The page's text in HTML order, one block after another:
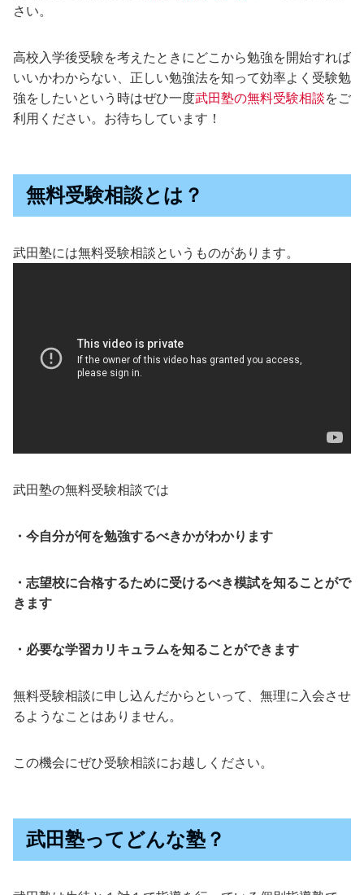
さい。
高校入学後受験を考えたときにどこから勉強を開始すれば
いいかわからない、正しい勉強法を知って効率よく受験勉
強をしたいという時はぜひ一度武田塾の無料受験相談をご
利用ください。お待ちしています！
無料受験相談とは？
武田塾には無料受験相談というものがあります。
武田塾の無料受験相談では
・今自分が何を勉強するべきかがわかります
・志望校に合格するために受けるべき模試を知ることがで
きます
・必要な学習カリキュラムを知ることができます
無料受験相談に申し込んだからといって、無理に入会させ
るようなことはありません。
この機会にぜひ受験相談にお越しください。
武田塾ってどんな塾？